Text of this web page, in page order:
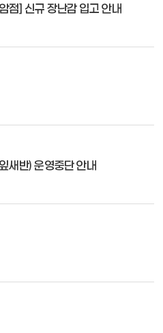
점] 신규 장난감 입고 안내
새반) 운영중단 안내